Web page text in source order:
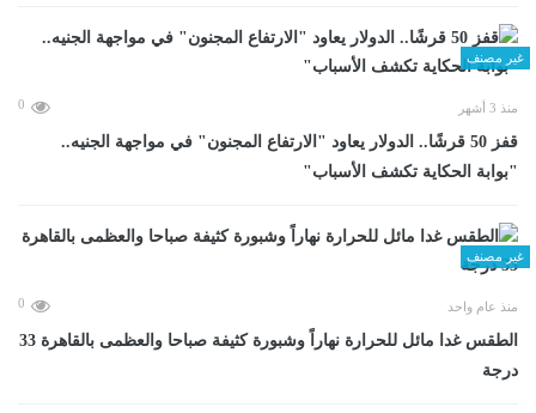
غير مصنف
منذ 3 أشهر 0
قفز 50 قرشًا.. الدولار يعاود "الارتفاع المجنون" في مواجهة الجنيه..
"بوابة الحكاية تكشف الأسباب"
غير مصنف
منذ عام واحد 0
الطقس غدا مائل للحرارة نهاراً وشبورة كثيفة صباحا والعظمى بالقاهرة 33
درجة